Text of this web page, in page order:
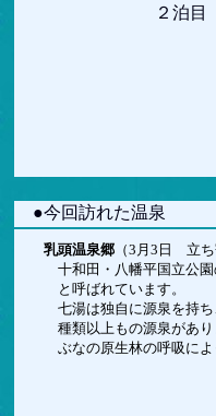
２泊目 男鹿
●今回訪れた温泉
乳頭温泉郷 （3月3日 立ち
十和田・八幡平国立公園の
と呼ばれています。
七湯は独自に源泉を持ち、
種類以上もの源泉があり
ぶなの原生林の呼吸によっ